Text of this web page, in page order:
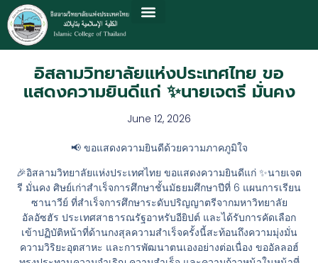
อิสลามวิทยาลัยแห่งประเทศไทย ขอ
แสดงความยินดีแก่ ✨นายเจตรี มั่นคง
June 12, 2026
📢 ขอแสดงความยินดีด้วยความภาคภูมิใจ
🎉อิสลามวิทยาลัยแห่งประเทศไทย ขอแสดงความยินดีแก่ ✨นายเจต
รี มั่นคง ศิษย์เก่าสำเร็จการศึกษาชั้นมัธยมศึกษาปีที่ 6 แผนการเรียน
ซานาวีย์ ที่สำเร็จการศึกษาระดับปริญญาตรีจากมหาวิทยาลัย
อัลอัซฮัร ประเทศสาธารณรัฐอาหรับอียิปต์ และได้รับการคัดเลือก
เข้าปฏิบัติหน้าที่ด้านกงสุลความสำเร็จครั้งนี้สะท้อนถึงความมุ่งมั่น
ความวิริยะอุตสาหะ และการพัฒนาตนเองอย่างต่อเนื่อง ขออัลลอฮ์